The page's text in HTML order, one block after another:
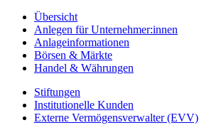
Übersicht
Anlegen für Unternehmer:innen
Anlageinformationen
Börsen & Märkte
Handel & Währungen
Stiftungen
Institutionelle Kunden
Externe Vermögensverwalter (EVV)